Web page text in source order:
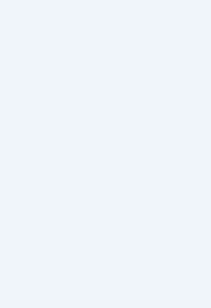
愛媛line出会い」
場での交流は、オ
き合うことが大切